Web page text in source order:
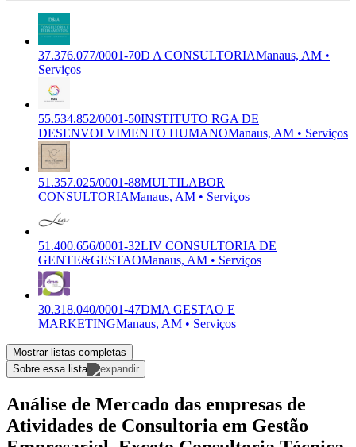
37.376.077/0001-70D A CONSULTORIAManaus, AM •
Serviços
55.534.852/0001-50INSTITUTO RGA DE
DESENVOLVIMENTO HUMANOManaus, AM • Serviços
51.357.025/0001-88MULTILABOR
CONSULTORIAManaus, AM • Serviços
51.400.656/0001-32LIV CONSULTORIA DE
GENTE&GESTAOManaus, AM • Serviços
30.318.040/0001-47DMA GESTAO E
MARKETINGManaus, AM • Serviços
Mostrar listas completas
Sobre essa lista
Análise de Mercado das empresas de
Atividades de Consultoria em Gestão